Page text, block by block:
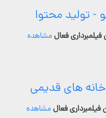
- تولید محتوا
مشاهده
های قدیمی
مشاهده